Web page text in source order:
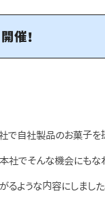
催！
で自社製品のお菓子を
でそんな機会にもな
ような内容にしました